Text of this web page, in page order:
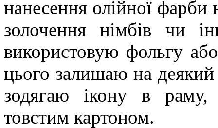
нанесення олійної
золочення німбів чи
використовую фольгу
цього залишаю на
зодягаю ікону в
товстим картоном.